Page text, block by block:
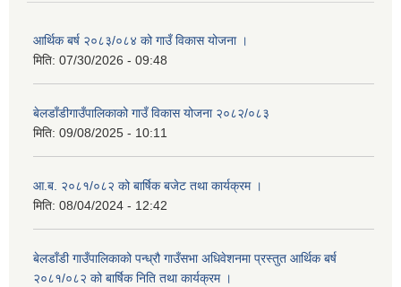
आर्थिक बर्ष २०८३/०८४ को गाउँ विकास योजना ।
मिति: 07/30/2026 - 09:48
बेलडाँडीगाउँपालिकाको गाउँ विकास योजना २०८२/०८३
मिति: 09/08/2025 - 10:11
आ.ब. २०८१/०८२ को बार्षिक बजेट तथा कार्यक्रम ।
मिति: 08/04/2024 - 12:42
बेलडाँडी गाउँपालिकाको पन्ध्रौ गाउँसभा अधिवेशनमा प्रस्तुत आर्थिक बर्ष
२०८१/०८२ को बार्षिक निति तथा कार्यक्रम ।